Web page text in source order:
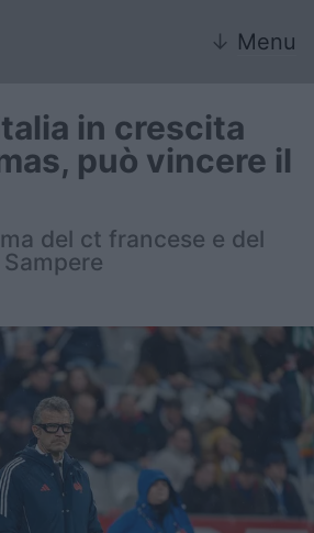
↓ Menu
in crescita
può vincere il
del ct francese e del